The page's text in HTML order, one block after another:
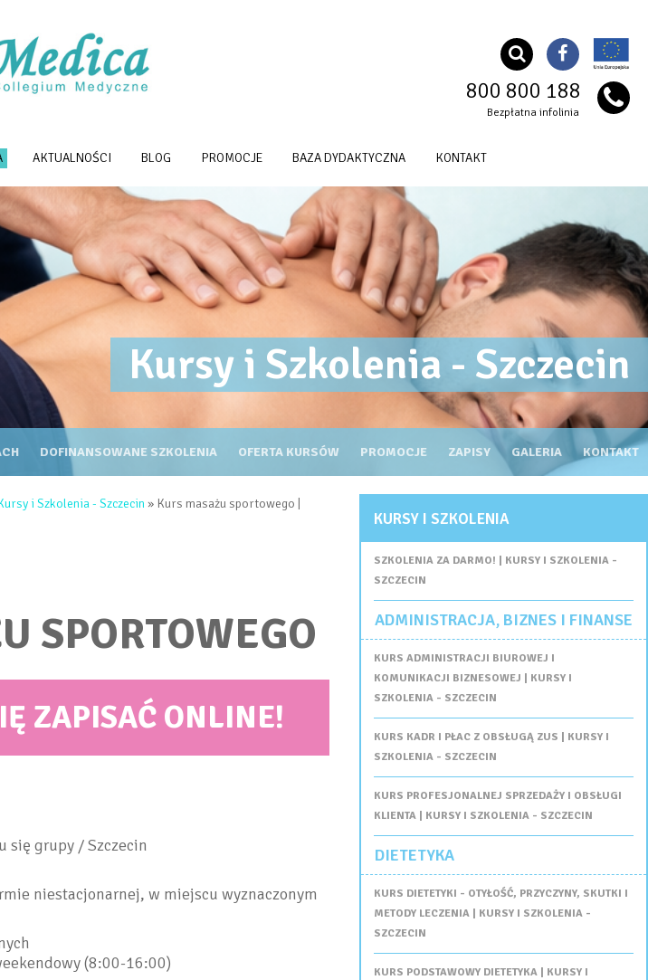
800 800 188
Bezpłatna infolinia
AKTUALNOŚCI BLOG PROMOCJE BAZA DYDAKTYCZNA KONTAKT
OG Szkoła Nazwa
Kursy i Szkolenia - Szczecin
DOFINANSOWANE SZKOLENIA OFERTA KURSÓW PROMOCJE ZAPISY GALERIA KONTAKT
i Szkolenia - Szczecin » Kurs masażu sportowego |
SPORTOWEGO
ZAPISAĆ ONLINE!
się grupy / Szczecin
niestacjonarnej, w miejscu wyznaczonym
(8:00-16:00)
KURSY I SZKOLENIA
SZKOLENIA ZA DARMO! | KURSY I SZKOLENIA -
SZCZECIN
ADMINISTRACJA, BIZNES I FINANSE
KURS ADMINISTRACJI BIUROWEJ I
KOMUNIKACJI BIZNESOWEJ | KURSY I
SZKOLENIA - SZCZECIN
KURS KADR I PŁAC Z OBSŁUGĄ ZUS | KURSY I
SZKOLENIA - SZCZECIN
KURS PROFESJONALNEJ SPRZEDAŻY I OBSŁUGI
KLIENTA | KURSY I SZKOLENIA - SZCZECIN
DIETETYKA
KURS DIETETYKI - OTYŁOŚĆ, PRZYCZYNY, SKUTKI I
METODY LECZENIA | KURSY I SZKOLENIA -
SZCZECIN
KURS PODSTAWOWY DIETETYKA | KURSY I